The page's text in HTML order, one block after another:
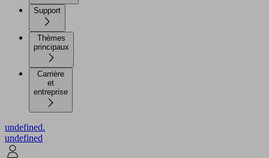
Support
Thèmes
principaux
Carrière
et
entreprise
undefined.
undefined